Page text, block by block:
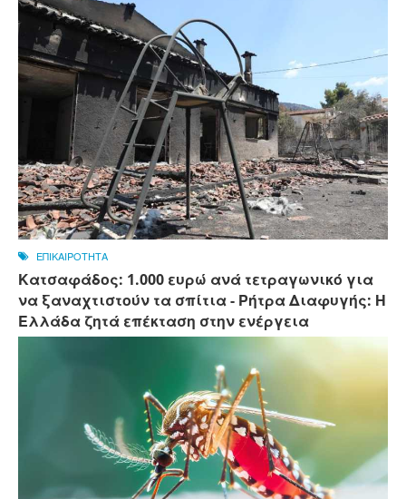
ΕΠΙΚΑΙΡΟΤΗΤΑ
Κατσαφάδος: 1.000 ευρώ ανά τετραγωνικό για
να ξαναχτιστούν τα σπίτια - Ρήτρα Διαφυγής: Η
Ελλάδα ζητά επέκταση στην ενέργεια